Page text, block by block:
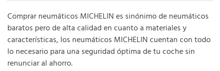
Comprar neumáticos MICHELIN es sinónimo de neumáticos
baratos pero de alta calidad en cuanto a materiales y
características, los neumáticos MICHELIN cuentan con todo
lo necesario para una seguridad óptima de tu coche sin
renunciar al ahorro.